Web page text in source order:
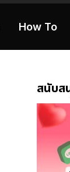
How To
สนับส